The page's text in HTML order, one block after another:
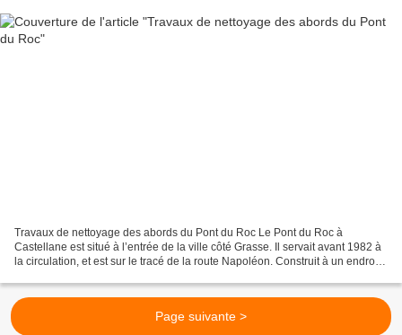
Travaux de nettoyage des abords du Pont du Roc Le Pont du Roc à
Castellane est situé à l’entrée de la ville côté Grasse. Il servait avant 1982 à
la circulation, et est sur le tracé de la route Napoléon. Construit à un endroit
Page suivante >